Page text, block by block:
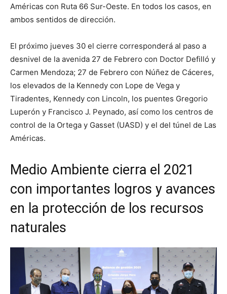
Américas con Ruta 66 Sur-Oeste. En todos los casos, en
ambos sentidos de dirección.
El próximo jueves 30 el cierre corresponderá al paso a
desnivel de la avenida 27 de Febrero con Doctor Defilló y
Carmen Mendoza; 27 de Febrero con Núñez de Cáceres,
los elevados de la Kennedy con Lope de Vega y
Tiradentes, Kennedy con Lincoln, los puentes Gregorio
Luperón y Francisco J. Peynado, así como los centros de
control de la Ortega y Gasset (UASD) y el del túnel de Las
Américas.
Medio Ambiente cierra el 2021
con importantes logros y avances
en la protección de los recursos
naturales